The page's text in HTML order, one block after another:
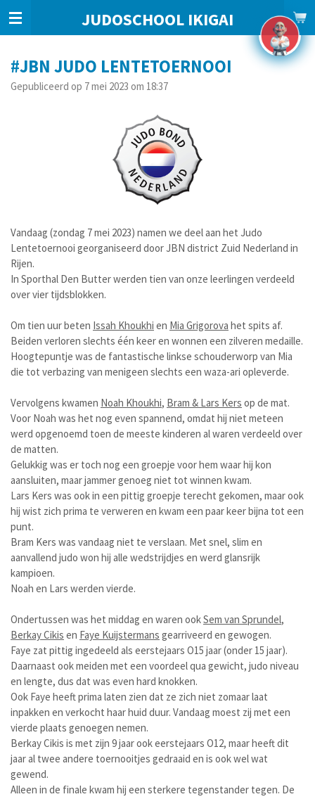
Ga
de
hoofdinhoud
JUDOSCHOOL IKIGAI
#JBN JUDO LENTETOERNOOI
Gepubliceerd op 7 mei 2023 om 18:37
Vandaag (zondag 7 mei 2023) namen we deel aan het Judo
Lentetoernooi georganiseerd door JBN district Zuid Nederland in
Rijen.
In Sporthal Den Butter werden tien van onze leerlingen verdeeld
over vier tijdsblokken.
Om tien uur beten Issah Khoukhi en Mia Grigorova het spits af.
Beiden verloren slechts één keer en wonnen een zilveren medaille.
Hoogtepuntje was de fantastische linkse schouderworp van Mia
die tot verbazing van menigeen slechts een waza-ari opleverde.
Vervolgens kwamen Noah Khoukhi, Bram & Lars Kers op de mat.
Voor Noah was het nog even spannend, omdat hij niet meteen
werd opgenoemd toen de meeste kinderen al waren verdeeld over
de matten.
Gelukkig was er toch nog een groepje voor hem waar hij kon
aansluiten, maar jammer genoeg niet tot winnen kwam.
Lars Kers was ook in een pittig groepje terecht gekomen, maar ook
hij wist zich prima te verweren en kwam een paar keer bijna tot een
punt.
Bram Kers was vandaag niet te verslaan. Met snel, slim en
aanvallend judo won hij alle wedstrijdjes en werd glansrijk
kampioen.
Noah en Lars werden vierde.
Ondertussen was het middag en waren ookSem van Sprundel,
Berkay Cikis en Faye Kuijstermans gearriveerd en gewogen.
Faye zat pittig ingedeeld als eerstejaars O15 jaar (onder 15 jaar).
Daarnaast ook meiden met een voordeel qua gewicht, judo niveau
en lengte, dus dat was even hard knokken.
Ook Faye heeft prima laten zien dat ze zich niet zomaar laat
inpakken en verkocht haar huid duur. Vandaag moest zij met een
vierde plaats genoegen nemen.
Berkay Cikis is met zijn 9 jaar ook eerstejaars O12, maar heeft dit
jaar al twee andere toernooitjes gedraaid en is ook wel wat
gewend.
Alleen in de finale kwam hij een sterkere tegenstander tegen. De